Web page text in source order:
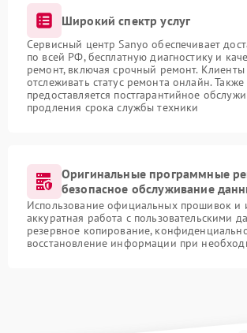
Широкий спектр услуг
Сервисный центр Sanyo обеспечивает
по всей РФ, бесплатную диагностику и
ремонт, включая срочный ремонт. Клиенты
отслеживать статус ремонта онлайн. Также
предоставляется постгарантийное
продления срока службы техники
Оригинальные программные
безопасное обслуживание
Использование официальных прошивок и
аккуратная работа с пользовательскими
резервное копирование,
восстановление информации при